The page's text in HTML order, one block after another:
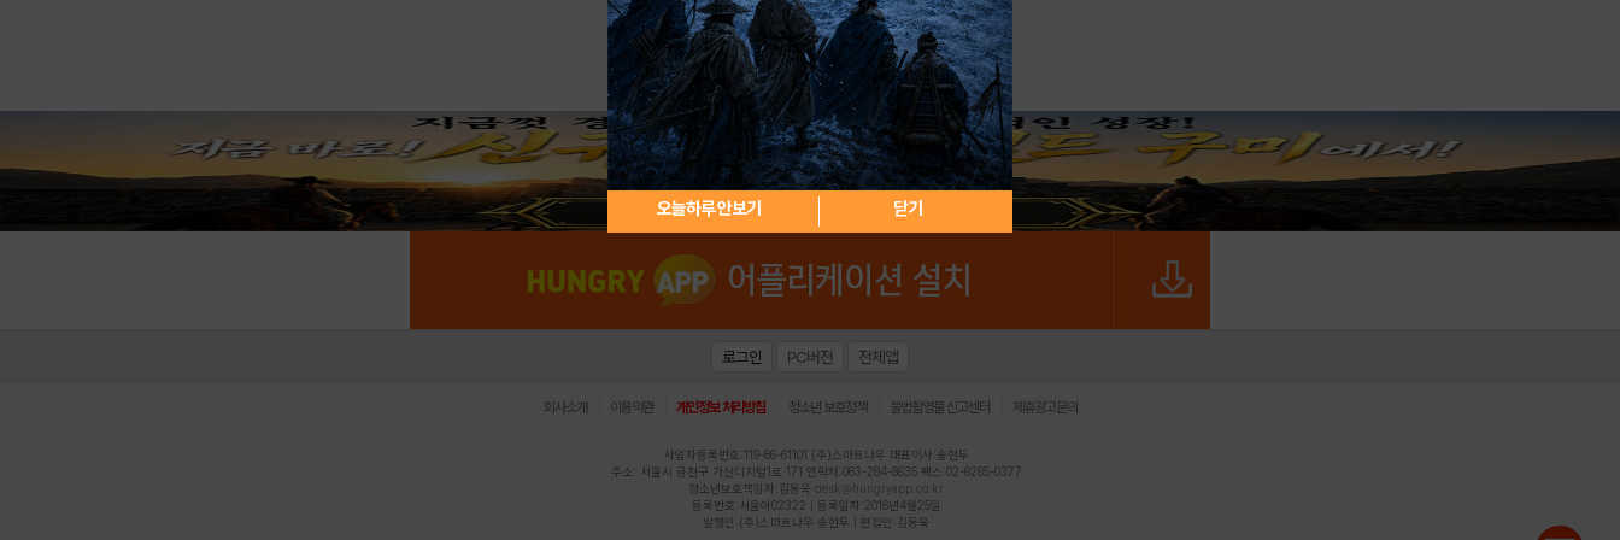
아이디 / 비밀번호 찾기 회원가입
오늘하루 안보기 닫기
로그인 PC버전 전체앱
회사소개 이용약관 개인정보 처리방침 청소년 보호정책 불법촬영물 신고센터 제휴광고문의
사업자등록번호:119-86-61101 (주)스마트나우 대표이사:송현두
주소: 서울시 금천구 가산디지털1로 171 연락처:063-284-8635 팩스:02-6265-0377
청소년보호책임자:김동욱 desk@hungryapp.co.kr
등록번호:서울아02322 | 등록일자:2016년4월25일
발행인:(주)스마트나우 송현두 | 편집인:김동욱